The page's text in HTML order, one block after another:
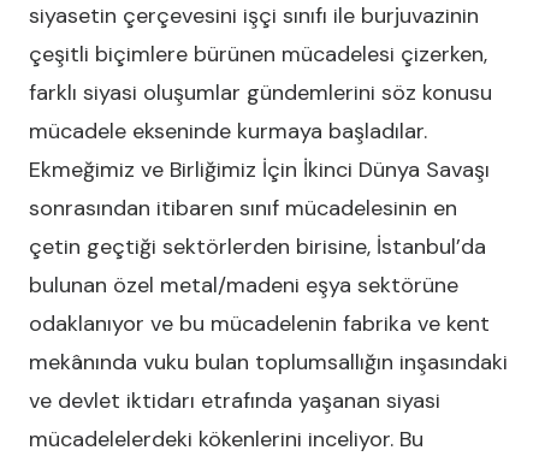
siyasetin çerçevesini işçi sınıfı ile burjuvazinin
çeşitli biçimlere bürünen mücadelesi çizerken,
farklı siyasi oluşumlar gündemlerini söz konusu
mücadele ekseninde kurmaya başladılar.
Ekmeğimiz ve Birliğimiz İçin İkinci Dünya Savaşı
sonrasından itibaren sınıf mücadelesinin en
çetin geçtiği sektörlerden birisine, İstanbul’da
bulunan özel metal/madeni eşya sektörüne
odaklanıyor ve bu mücadelenin fabrika ve kent
mekânında vuku bulan toplumsallığın inşasındaki
ve devlet iktidarı etrafında yaşanan siyasi
mücadelelerdeki kökenlerini inceliyor. Bu